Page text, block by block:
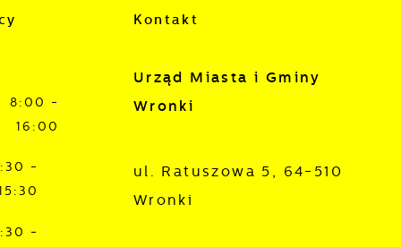
8:00 -
16:00
-
-
Kontakt
Urząd Miasta i Gminy
Wronki
ul. Ratuszowa 5, 64-510
Wronki